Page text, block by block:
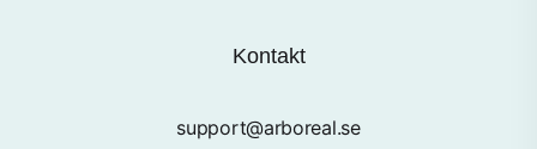
Kontakt
support@arboreal.se